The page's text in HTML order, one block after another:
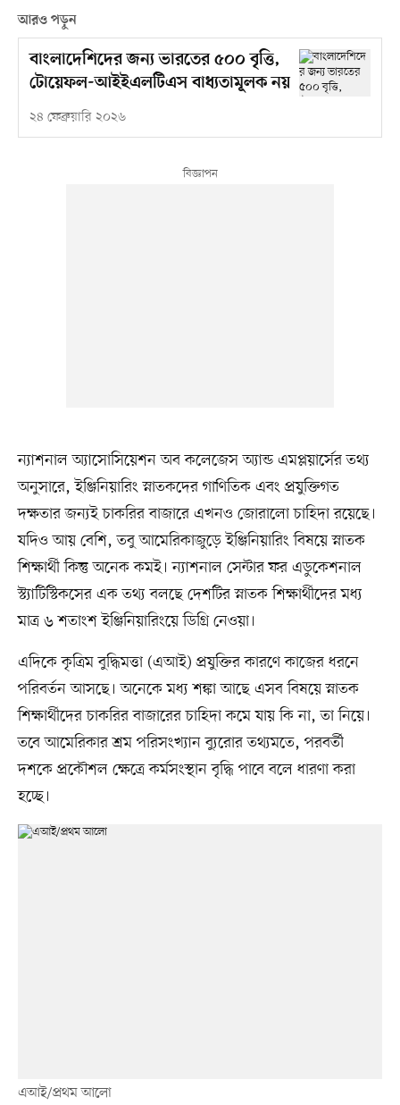
আরও পড়ুন
বাংলাদেশিদের জন্য ভারতের ৫০০ বৃত্তি,
টোয়েফল-আইইএলটিএস বাধ্যতামূলক নয়
২৪ ফেব্রুয়ারি ২০২৬
ন্যাশনাল অ্যাসোসিয়েশন অব কলেজেস অ্যান্ড এমপ্লয়ার্সের তথ্য
অনুসারে, ইঞ্জিনিয়ারিং স্নাতকদের গাণিতিক এবং প্রযুক্তিগত
দক্ষতার জন্যই চাকরির বাজারে এখনও জোরালো চাহিদা রয়েছে।
যদিও আয় বেশি, তবু আমেরিকাজুড়ে ইঞ্জিনিয়ারিং বিষয়ে স্নাতক
শিক্ষার্থী কিন্তু অনেক কমই। ন্যাশনাল সেন্টার ফর এডুকেশনাল
স্ট্যাটিস্টিকসের এক তথ্য বলছে দেশটির স্নাতক শিক্ষার্থীদের মধ্য
মাত্র ৬ শতাংশ ইঞ্জিনিয়ারিংয়ে ডিগ্রি নেওয়া।
এদিকে কৃত্রিম বুদ্ধিমত্তা (এআই) প্রযুক্তির কারণে কাজের ধরনে
পরিবর্তন আসছে। অনেকে মধ্য শঙ্কা আছে এসব বিষয়ে স্নাতক
শিক্ষার্থীদের চাকরির বাজারের চাহিদা কমে যায় কি না, তা নিয়ে।
তবে আমেরিকার শ্রম পরিসংখ্যান ব্যুরোর তথ্যমতে, পরবর্তী
দশকে প্রকৌশল ক্ষেত্রে কর্মসংস্থান বৃদ্ধি পাবে বলে ধারণা করা
হচ্ছে।
এআই/প্রথম আলো